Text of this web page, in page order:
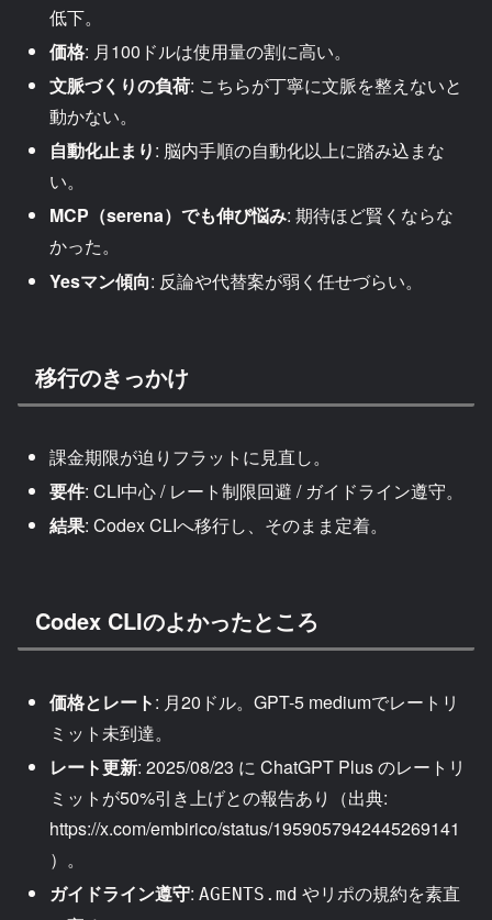
低下。
価格: 月100ドルは使用量の割に高い。
文脈づくりの負荷: こちらが丁寧に文脈を整えないと
動かない。
自動化止まり: 脳内手順の自動化以上に踏み込まな
い。
MCP（serena）でも伸び悩み: 期待ほど賢くならな
かった。
Yesマン傾向: 反論や代替案が弱く任せづらい。
移行のきっかけ
課金期限が迫りフラットに見直し。
要件: CLI中心 / レート制限回避 / ガイドライン遵守。
結果: Codex CLIへ移行し、そのまま定着。
Codex CLIのよかったところ
価格とレート: 月20ドル。GPT-5 mediumでレートリ
ミット未到達。
レート更新: 2025/08/23 に ChatGPT Plus のレートリ
ミットが50%引き上げとの報告あり（出典:
https://x.com/embirico/status/1959057942445269141
）。
ガイドライン遵守:AGENTS.md やリポの規約を素直